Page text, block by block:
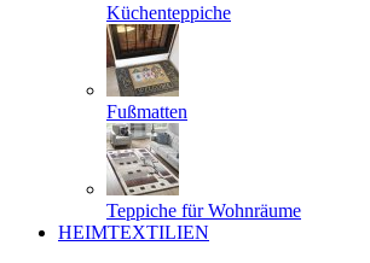
Küchenteppiche
Fußmatten
Teppiche für Wohnräume
HEIMTEXTILIEN